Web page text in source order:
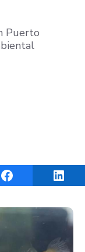
Puerto
Share on Facebook